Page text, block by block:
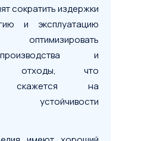
сократить издержки
и эксплуатацию
оптимизировать
и
отходы, что
скажется на
устойчивости